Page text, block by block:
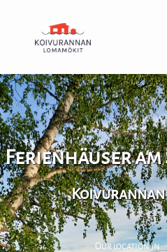
Ferienhäuser
Our location in